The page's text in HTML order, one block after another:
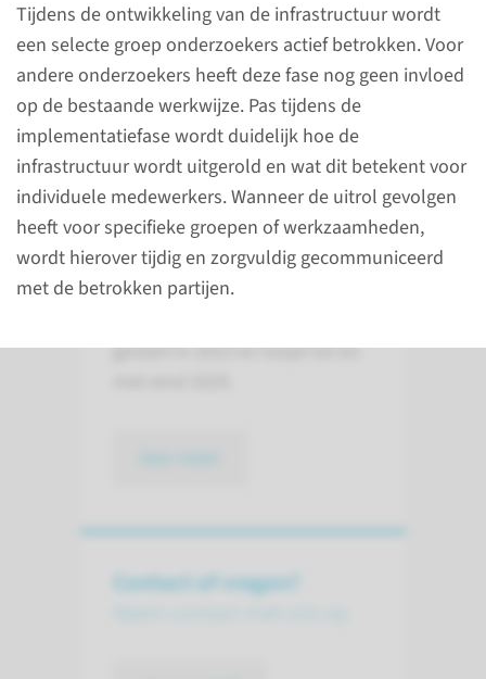
Tijdens de ontwikkeling van de infrastructuur wordt
een selecte groep onderzoekers actief betrokken. Voor
andere onderzoekers heeft deze fase nog geen invloed
op de bestaande werkwijze. Pas tijdens de
implementatiefase wordt duidelijk hoe de
infrastructuur wordt uitgerold en wat dit betekent voor
individuele medewerkers. Wanneer de uitrol gevolgen
heeft voor specifieke groepen of werkzaamheden,
wordt hierover tijdig en zorgvuldig gecommuniceerd
met de betrokken partijen.
Radboudumc en de Radboud
Universiteit. Het programma is
opgezet om de uitdagingen
rond het (her)gebruik van data
en AI aan te pakken. Het doel is
om een geïntegreerde data en
AI-infrastructuur te creëren,
waarmee (her)gebruik van
onderzoekdata en AI-
onderzoek beter ondersteund
gestart in 2023 en loopt tot en
Contact of vragen?